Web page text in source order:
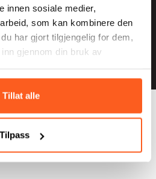
innen sosiale medier,
som kan kombinere den
har gjort tilgjengelig for dem,
gjennom din bruk av
Tillat alle
Tilpass